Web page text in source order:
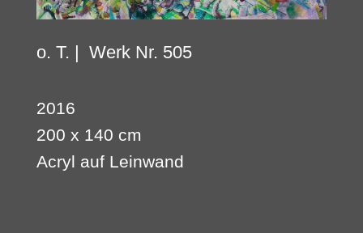
o. T. | Werk Nr. 505
2016
200 x 140 cm
Acryl auf Leinwand